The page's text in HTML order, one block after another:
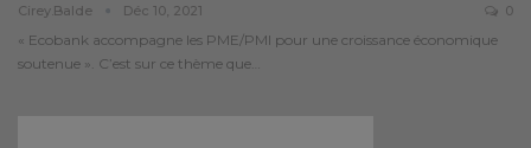
Cirey.balde Déc 10, 2021 0
« Ecobank accompagne les PME/PMI pour une croissance économique
soutenue ». C’est sur ce thème que…